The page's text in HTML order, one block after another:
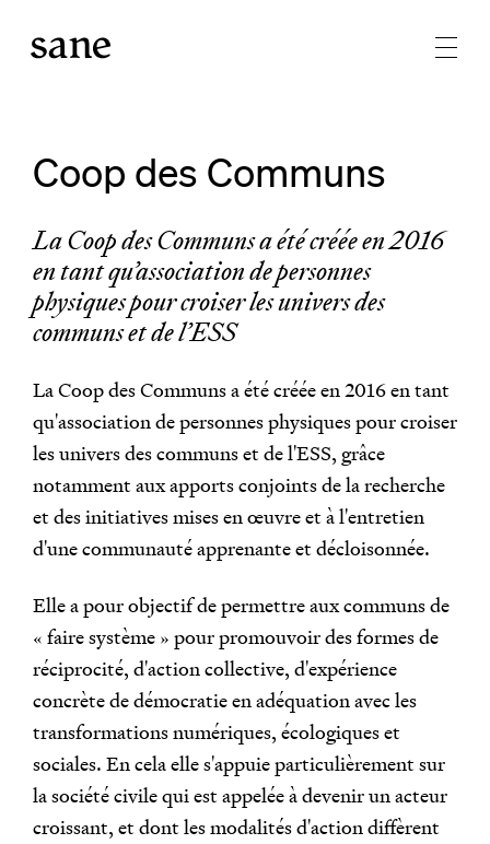
Coop des Communs
La Coop des Communs a été créée en 2016
en tant qu’association de personnes
physiques pour croiser les univers des
communs et de l’ESS
La Coop des Communs a été créée en 2016 en tant
qu'association de personnes physiques pour croiser
les univers des communs et de l'ESS, grâce
notamment aux apports conjoints de la recherche
et des initiatives mises en œuvre et à l'entretien
d'une communauté apprenante et décloisonnée.
Elle a pour objectif de permettre aux communs de
« faire système » pour promouvoir des formes de
réciprocité, d'action collective, d'expérience
concrète de démocratie en adéquation avec les
transformations numériques, écologiques et
sociales. En cela elle s'appuie particulièrement sur
la société civile qui est appelée à devenir un acteur
croissant, et dont les modalités d'action diffèrent